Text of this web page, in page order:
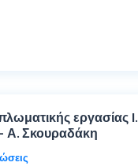
εργασίας I.
Α. Σκουραδάκη